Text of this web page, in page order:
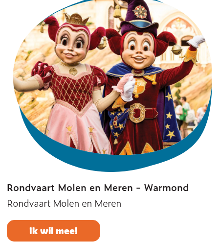
Rondvaart Molen en Meren - Warmond
Rondvaart Molen en Meren
Ik wil mee!